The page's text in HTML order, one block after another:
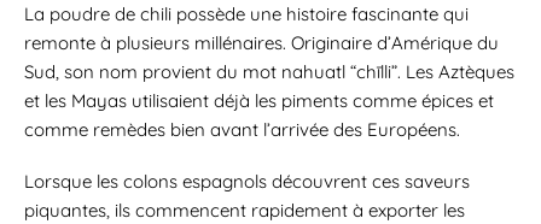
La poudre de chili possède une histoire fascinante qui
remonte à plusieurs millénaires. Originaire d’Amérique du
Sud, son nom provient du mot nahuatl “chīlli”. Les Aztèques
et les Mayas utilisaient déjà les piments comme épices et
comme remèdes bien avant l’arrivée des Européens.
Lorsque les colons espagnols découvrent ces saveurs
piquantes, ils commencent rapidement à exporter les